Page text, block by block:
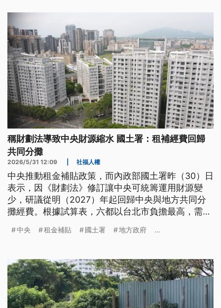
稱財劃法導致中央財源縮水 國土署：租補經費回歸
共同分攤
2026/5/31 12:09 社福人權
中央推動租金補貼政策，而內政部國土署昨（30）日
表示，因《財劃法》修訂讓中央可統籌運用財源變
少，研議從明（2027）年起回歸中央與地方共同分
攤經費。根據試算表，六都以台北市負擔最高，需自
單」的感覺。而高雄市府憂心會排擠社福與其他政策
中央 租金補貼 國土署 地方政府 ...